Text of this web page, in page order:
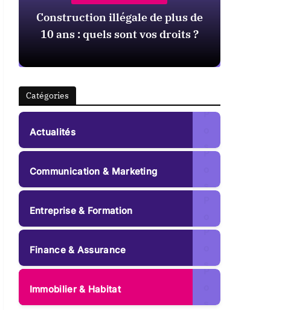
Construction illégale de plus de
10 ans : quels sont vos droits ?
Catégories
Actualités
P
s
Communication & Marketing
P
s
Entreprise & Formation
1
s
s
Finance & Assurance
P
s
Immobilier & Habitat
P
s